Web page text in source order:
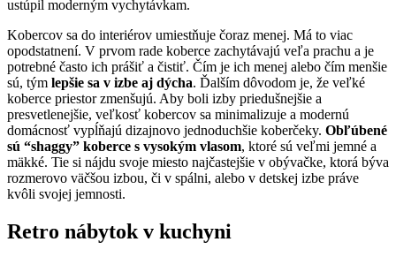
ustúpil moderným vychytávkam.
Kobercov sa do interiérov umiestňuje čoraz menej. Má to viac
opodstatnení. V prvom rade koberce zachytávajú veľa prachu a je
potrebné často ich prášiť a čistiť. Čím je ich menej alebo čím menšie
sú, tým lepšie sa v izbe aj dýcha. Ďalším dôvodom je, že veľké
koberce priestor zmenšujú. Aby boli izby priedušnejšie a
presvetlenejšie, veľkosť kobercov sa minimalizuje a modernú
domácnosť vypĺňajú dizajnovo jednoduchšie koberčeky. Obľúbené
sú “shaggy” koberce s vysokým vlasom, ktoré sú veľmi jemné a
mäkké. Tie si nájdu svoje miesto najčastejšie v obývačke, ktorá býva
rozmerovo väčšou izbou, či v spálni, alebo v detskej izbe práve
kvôli svojej jemnosti.
Retro nábytok v kuchyni